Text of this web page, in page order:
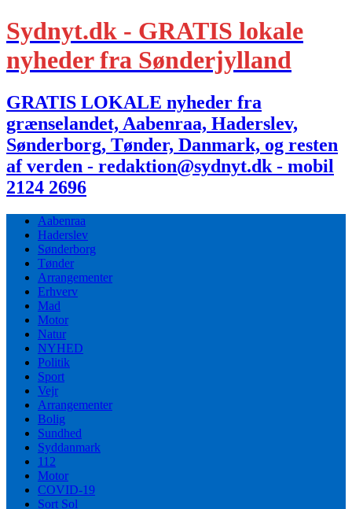
Sydnyt.dk - GRATIS lokale
nyheder fra Sønderjylland
GRATIS LOKALE nyheder fra
grænselandet, Aabenraa, Haderslev,
Sønderborg, Tønder, Danmark, og resten
af verden - redaktion@sydnyt.dk - mobil
2124 2696
Aabenraa
Haderslev
Sønderborg
Tønder
Arrangementer
Erhverv
Mad
Motor
Natur
NYHED
Politik
Sport
Vejr
Arrangementer
Bolig
Sundhed
Syddanmark
112
Motor
COVID-19
Sort Sol